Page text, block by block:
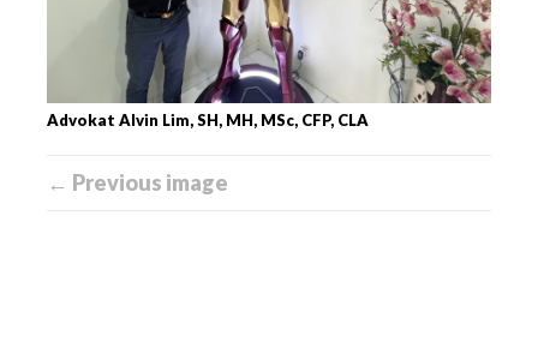
Advokat Alvin Lim, SH, MH, MSc, CFP, CLA
← Previous image